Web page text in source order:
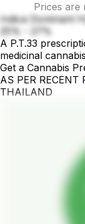
Prices are
Indica Dominant
25% - 27%
A P.T.33
medicinal
Get a Cannabis
AS PER RECENT
THAILAND